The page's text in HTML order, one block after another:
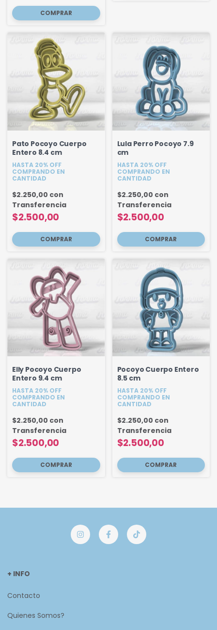
Pato Pocoyo Cuerpo
Entero 8.4 cm
HASTA 20% OFF
COMPRANDO EN
CANTIDAD
$2.500,00
$2.250,00 con
Transferencia
Lula Perro Pocoyo 7.9
cm
HASTA 20% OFF
COMPRANDO EN
CANTIDAD
$2.500,00
$2.250,00 con
Transferencia
Elly Pocoyo Cuerpo
Entero 9.4 cm
HASTA 20% OFF
COMPRANDO EN
CANTIDAD
$2.500,00
$2.250,00 con
Transferencia
Pocoyo Cuerpo Entero
8.5 cm
HASTA 20% OFF
COMPRANDO EN
CANTIDAD
$2.500,00
$2.250,00 con
Transferencia
+ INFO
Contacto
Quienes Somos?